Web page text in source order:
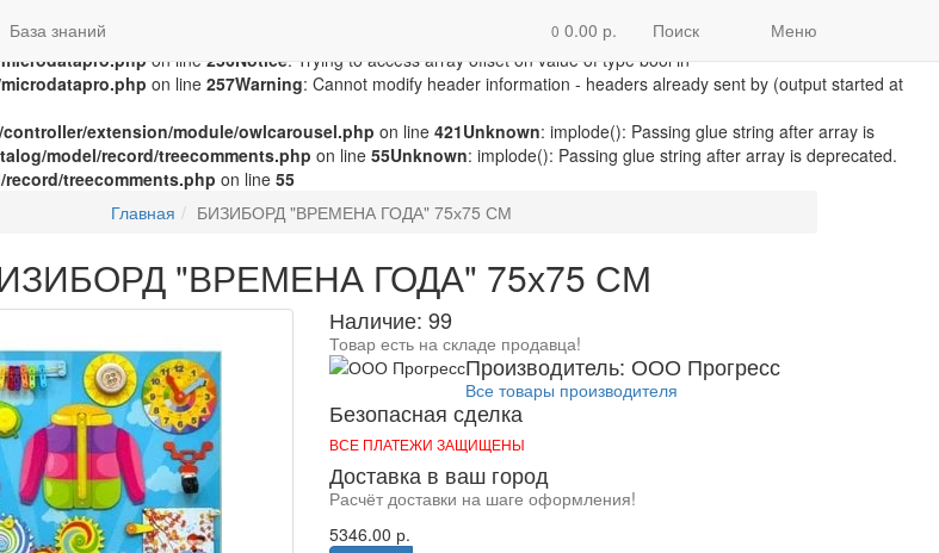
extension/module/microdatapro.php
: Trying to access array offset on value of type bool in
on line256Notice: Trying to access array offset on value of type bool in
on line 257Warning: Cannot modify header information - headers already sent by (output started at
extension/module/owlcarousel.php on line 421Unknown: implode(): Passing glue string after array is
model/record/treecomments.php on line 55Unknown: implode(): Passing glue string after array is deprecated.
treecomments.php on line 55
База знаний 0 0.00 р. Поиск Меню
Главная БИЗИБОРД "ВРЕМЕНА ГОДА" 75х75 СМ
"ВРЕМЕНА ГОДА" 75х75 СМ
Наличие: 99
Товар есть на складе продавца!
Производитель: ООО Прогресс
Все товары производителя
Безопасная сделка
ВСЕ ПЛАТЕЖИ ЗАЩИЩЕНЫ
Доставка в ваш город
Расчёт доставки на шаге оформления!
5346.00 р.